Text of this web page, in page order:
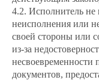
4.2. Исполнитель не
неисполнения или
своей стороны или
из-за
документов,